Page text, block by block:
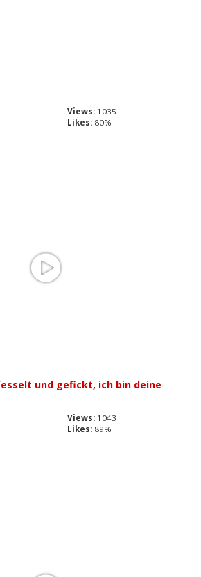
Views: 1035
Likes: 80%
und gefickt, ich bin deine
Views: 1043
Likes: 89%